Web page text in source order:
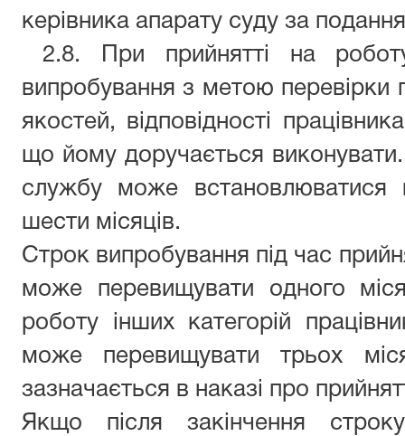
керівника апарату суду за
2.8. При прийнятті на
випробування з метою перевірки
якостей, відповідності
що йому доручається
службу може встановлюватися
шести місяців.
Строк випробування під час
може перевищувати одного
роботу інших категорій
може перевищувати трьох
зазначається в наказі про
Якщо після закінчення